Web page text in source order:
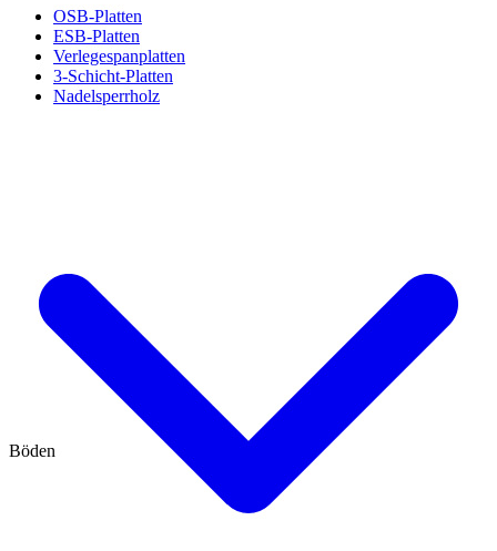
OSB-Platten
ESB-Platten
Verlegespanplatten
3-Schicht-Platten
Nadelsperrholz
Böden